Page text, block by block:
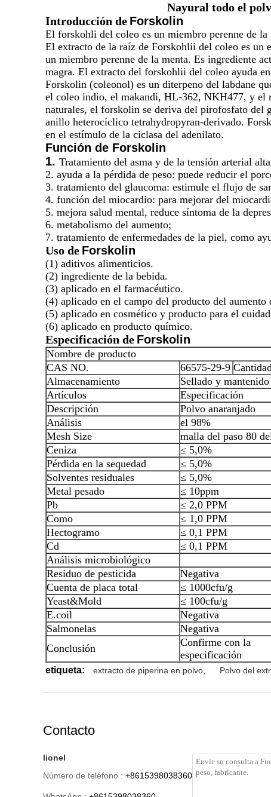
Nayural todo el
Introducción de Forskolin
El forskohli del coleo es un miembro perenne de
El extracto de la raíz de Forskohlii del coleo es un
un miembro perenne de la menta. Es ingrediente
magra. El extracto del forskohlii del coleo ayuda
Forskolin (coleonol) es un diterpeno del labdane
el coleo indio, el makandi, HL-362, NKH477, y el
naturales, el forskolin se deriva del pirofosfato del
anillo heterocíclico tetrahydropyran-derivado.
en el estímulo de la ciclasa del adenilato.
Función de Forskolin
1. Tratamiento del asma y de la tensión arterial
2. ayuda a la pérdida de peso: puede reducir el
3. tratamiento del glaucoma: estimule el flujo de
4. función del miocardio: para mejorar del
5. mejora salud mental, reduce síntoma de la
6. metabolismo del aumento;
7. tratamiento de enfermedades de la piel, como
Uso de Forskolin
(1) aditivos alimenticios.
(2) ingrediente de la bebida.
(3) aplicado en el farmacéutico.
(4) aplicado en el campo del producto del aumento
(5) aplicado en cosmético y producto para el
(6) aplicado en producto químico.
Especificación de Forskolin
Nombre de producto
CAS NO.
66575-29-9
Almacenamiento
Sellado y
Artículos
Especificación
Descripción
Polvo anaranjado
Análisis
el 98%
Mesh Size
malla del paso 80
Ceniza
≤ 5,0%
Pérdida en la sequedad
≤ 5,0%
Solventes residuales
≤ 5,0%
Metal pesado
≤ 10ppm
Pb
≤ 2,0 PPM
Como
≤ 1,0 PPM
Hectogramo
≤ 0,1 PPM
Cd
≤ 0,1 PPM
Análisis microbiológico
Residuo de pesticida
Negativa
Cuenta de placa total
≤ 1000cfu/g
Yeast&Mold
≤ 100cfu/g
E.coil
Negativa
Salmonelas
Negativa
Conclusión
Confirme con la
especificación
etiqueta: extracto de piperina en polvo Polvo del
Contacto
lionel
Número de teléfono : +8615398038360